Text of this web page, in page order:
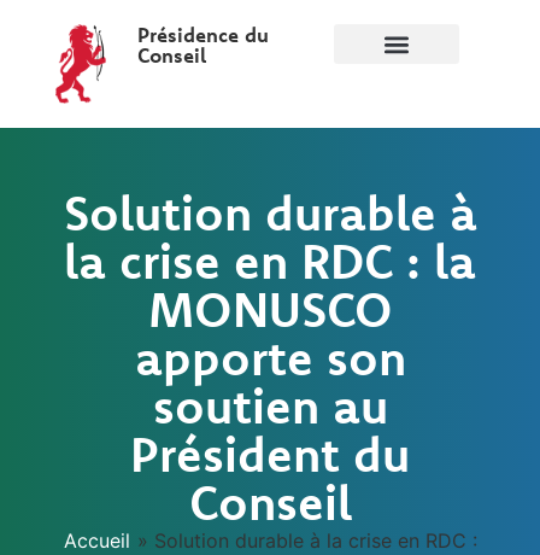
Présidence du
Conseil
Solution durable à
la crise en RDC : la
MONUSCO
apporte son
soutien au
Président du
Conseil
Accueil » Solution durable à la crise en RDC :